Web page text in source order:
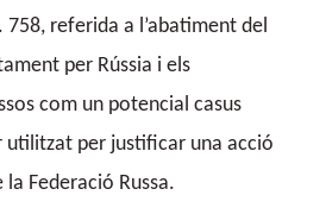
758, referida a l’abatiment del
per Rússia i els
com un potencial casus
utilitzat per justificar una acció
Federació Russa.